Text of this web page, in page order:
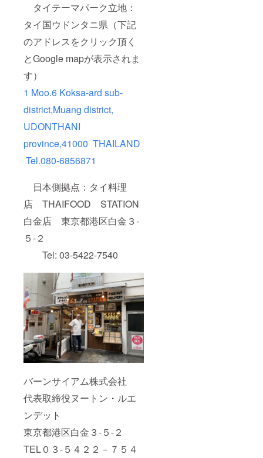
タイテーマパーク立地：
タイ国ウドンタニ県（下記
のアドレスをクリック頂く
とGoogle mapが表示されま
す）
1 Moo.6 Koksa-ard sub-
district,Muang district,
UDONTHANI
province,41000 THAILAND
Tel.080-6856871
日本側拠点：タイ料理
店 THAIFOOD STATION
白金店 東京都港区白金３-
５-２
Tel: 03-5422-7540
バーンサイアム株式会社
代表取締役ヌートン・ルエ
ンデット
東京都港区白金３‐５‐２
TEL０３‐５４２２－７５４